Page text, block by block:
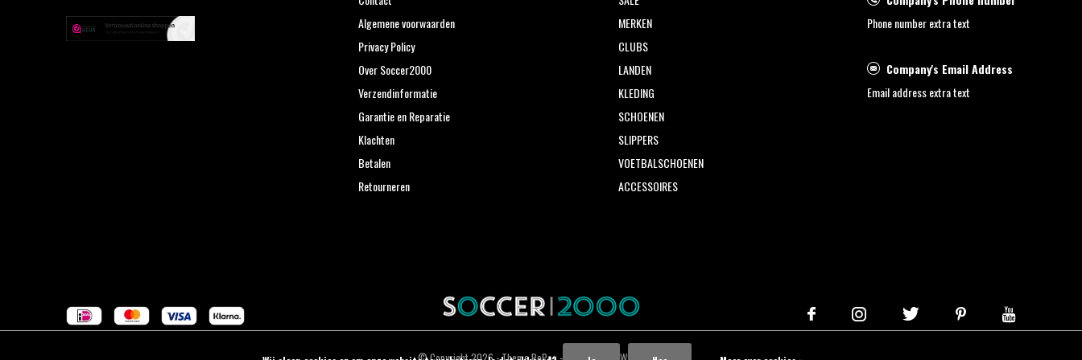
Algemene voorwaarden
Privacy Policy
Over Soccer2000
Verzendinformatie
Garantie en Reparatie
Klachten
Betalen
Retourneren
MERKEN
CLUBS
LANDEN
KLEDING
SCHOENEN
SLIPPERS
VOETBALSCHOENEN
ACCESSOIRES
Phone number extra text
Company's Email Address
Email address extra text